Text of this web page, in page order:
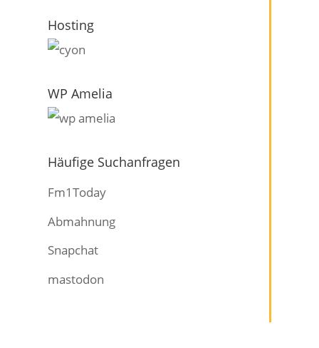
Hosting
WP Amelia
Häufige Suchanfragen
Fm1Today
Abmahnung
Snapchat
mastodon